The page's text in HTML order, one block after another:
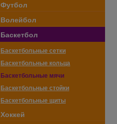
Футбол
Волейбол
Баскетбол
Баскетбольные сетки
Баскетбольные кольца
Баскетбольные мячи
Баскетбольные стойки
Баскетбольные щиты
Хоккей